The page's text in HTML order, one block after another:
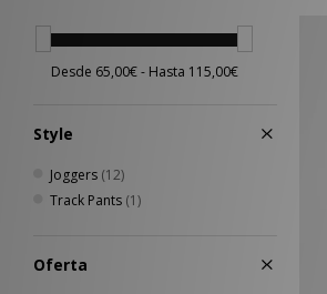
Style
Joggers (12)
Track Pants (1)
Oferta